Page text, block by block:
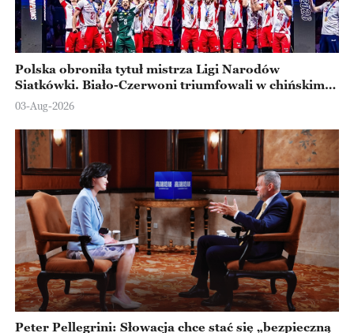
Polska obroniła tytuł mistrza Ligi Narodów
Siatkówki. Biało-Czerwoni triumfowali w chińskim
Ningbo
03-Aug-2026
Peter Pellegrini: Słowacja chce stać się „bezpieczną